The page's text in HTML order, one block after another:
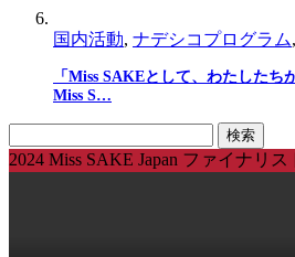
国内活動, ナデシコプログラム,
「Miss SAKEとして、わたしたち
Miss S…
索:
2024 Miss SAKE Japan ファイナリス